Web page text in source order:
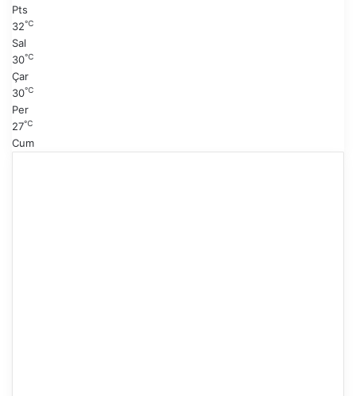
Pts
32℃
Sal
30℃
Çar
30℃
Per
27℃
Cum